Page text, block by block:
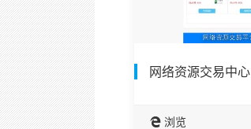
网络资源交易中心
浏览